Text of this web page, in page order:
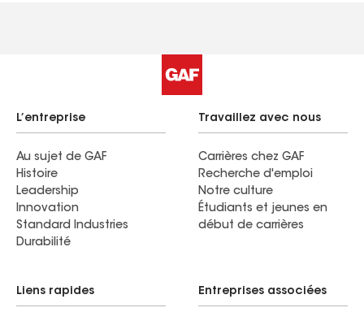
L’entreprise
Au sujet de GAF
Histoire
Leadership
Innovation
Standard Industries
Durabilité
Travaillez avec nous
Carrières chez GAF
Recherche d'emploi
Notre culture
Étudiants et jeunes en
début de carrières
Liens rapides Entreprises associées